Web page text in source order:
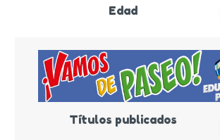
Edad
Títulos publicados